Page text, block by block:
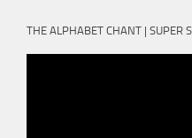
THE ALPHABET CHANT | SUPER